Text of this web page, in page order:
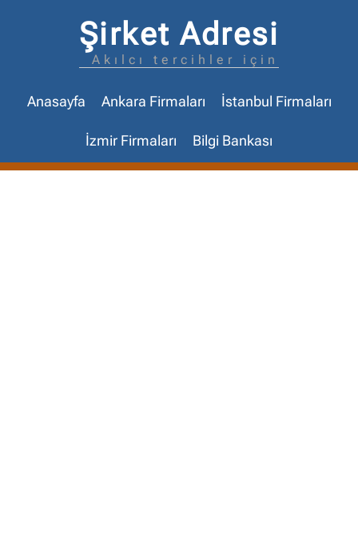
Şirket Adresi
Akılcı tercihler için
Anasayfa Ankara Firmaları İstanbul Firmaları
İzmir Firmaları Bilgi Bankası